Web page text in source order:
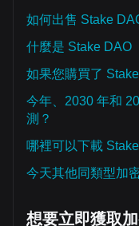
如何出售 Stake
什麼是 Stake DAO
如果您購買了
今年、2030 年和
測？
哪裡可以下載
今天其他同類型加
想要立即獲取